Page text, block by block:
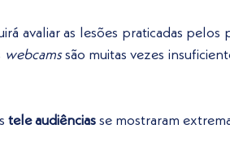
avaliar as lesões praticadas pelos
webcams são muitas vezes
tele audiências se mostraram